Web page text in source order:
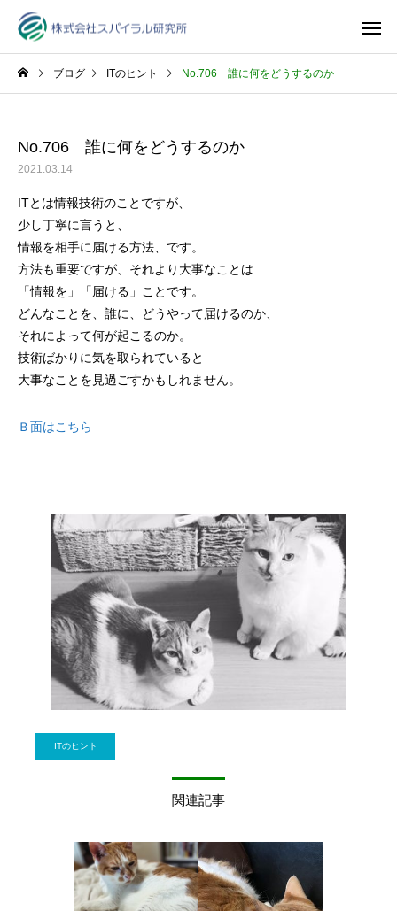
ブログ ITのヒント No.706 誰に何をどうするのか
No.706 誰に何をどうするのか
2021.03.14
ITとは情報技術のことですが、
少し丁寧に言うと、
情報を相手に届ける方法、です。
方法も重要ですが、それより大事なことは
「情報を」「届ける」ことです。
どんなことを、誰に、どうやって届けるのか、
それによって何が起こるのか。
技術ばかりに気を取られていると
大事なことを見過ごすかもしれません。
Ｂ面はこちら
ITのヒント
関連記事